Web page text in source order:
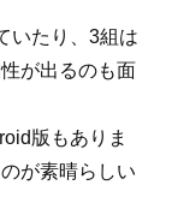
いたり、3組は
が出るのも面
版もありま
が素晴らしい